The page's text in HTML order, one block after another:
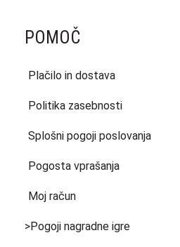
POMOČ
Plačilo in dostava
Politika zasebnosti
Splošni pogoji poslovanja
Pogosta vprašanja
Moj račun
>Pogoji nagradne igre